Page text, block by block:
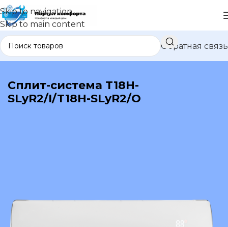
Skip to navigation
Skip to main content
Обратная связь
В каталог
Сплит-система T18H-
SLyR2/I/T18H-SLyR2/O